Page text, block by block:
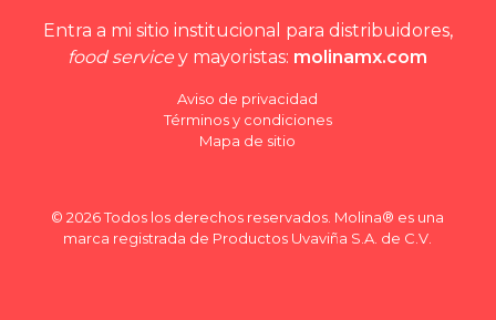
Entra a mi sitio institucional para distribuidores,
food service y mayoristas: molinamx.com
Aviso de privacidad
Términos y condiciones
Mapa de sitio
© 2026 Todos los derechos reservados. Molina® es una
marca registrada de Productos Uvaviña S.A. de C.V.